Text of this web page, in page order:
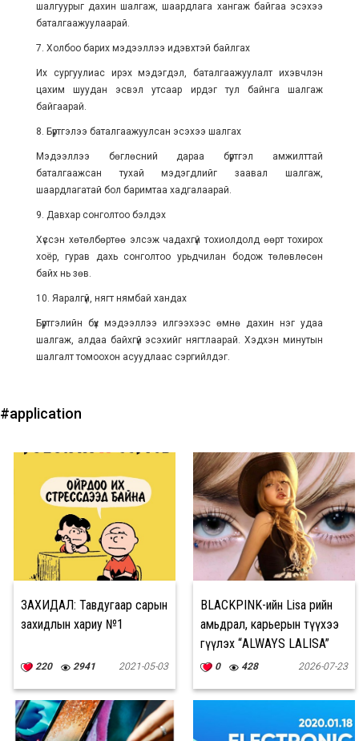
шалгуурыг дахин шалгаж, шаардлага хангаж байгаа эсэхээ
баталгаажуулаарай.
7. Холбоо барих мэдээллээ идэвхтэй байлгах
Их сургуулиас ирэх мэдэгдэл, баталгаажуулалт ихэвчлэн
цахим шуудан эсвэл утсаар ирдэг тул байнга шалгаж
байгаарай.
8. Бүртгэлээ баталгаажуулсан эсэхээ шалгах
Мэдээллээ бөглөсний дараа бүртгэл амжилттай
баталгаажсан тухай мэдэгдлийг заавал шалгаж,
шаардлагатай бол баримтаа хадгалаарай.
9. Давхар сонголтоо бэлдэх
Хүссэн хөтөлбөртөө элсэж чадахгүй тохиолдолд өөрт тохирох
хоёр, гурав дахь сонголтоо урьдчилан бодож төлөвлөсөн
байх нь зөв.
10. Яаралгүй, нягт нямбай хандах
Бүртгэлийн бүх мэдээллээ илгээхээс өмнө дахин нэг удаа
шалгаж, алдаа байхгүй эсэхийг нягтлаарай. Хэдхэн минутын
шалгалт томоохон асуудлаас сэргийлдэг.
#application
ЗАХИДАЛ: Тавдугаар сарын
захидлын хариу №1
220 2941 2021-05-03
BLACKPINK-ийн Lisa өөрийн
амьдрал, карьерын түүхээ
өгүүлэх “ALWAYS LALISA”
баримтат киногоо TIFF-д
0 428 2026-07-23